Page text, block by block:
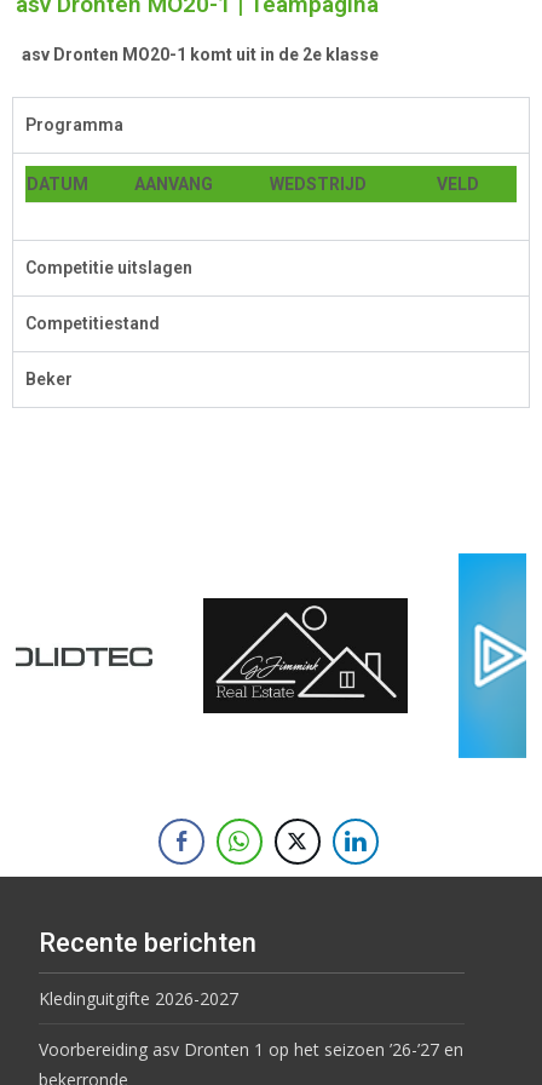
asv Dronten MO20-1 komt uit in de 2e klasse
Programma
DATUM AANVANG WEDSTRIJD VELD
Competitie uitslagen
Competitiestand
Beker
Recente berichten
Kledinguitgifte 2026-2027
Voorbereiding asv Dronten 1 op het seizoen ’26-’27 en
bekerronde